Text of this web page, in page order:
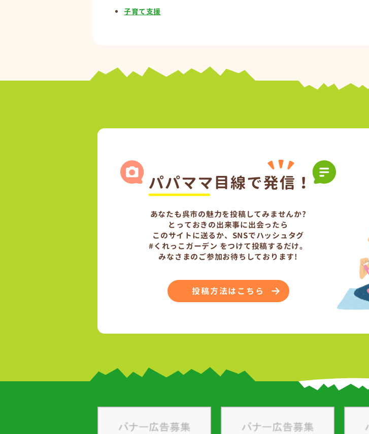
子育て支援
あなたも呉市の魅力を投稿してみませんか?
とっておきの出来事に出会ったら
このサイトに送るか、SNSでハッシュタグ
#くれっこガーデン をつけて投稿するだけ。
みなさまのご参加お待ちしております!
投稿方法はこちら